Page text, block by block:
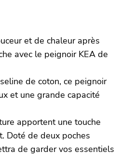
et de chaleur après
avec le peignoir KEA de
de coton, ce peignoir
et une grande capacité
apportent une touche
Doté de deux poches
de garder vos essentiels